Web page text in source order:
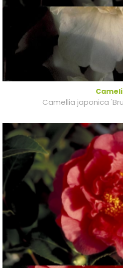
Camellia japonica